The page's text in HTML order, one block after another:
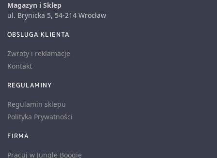
Magazyn i Sklep
ul. Brynicka 5, 54-214 Wrocław
OBSLUGA KLIENTA
Zwroty i reklamacje
Kontakt
REGULAMINY
Regulamin sklepu
Polityka Prywatności
FIRMA
Pracuj w Jungle Boogie